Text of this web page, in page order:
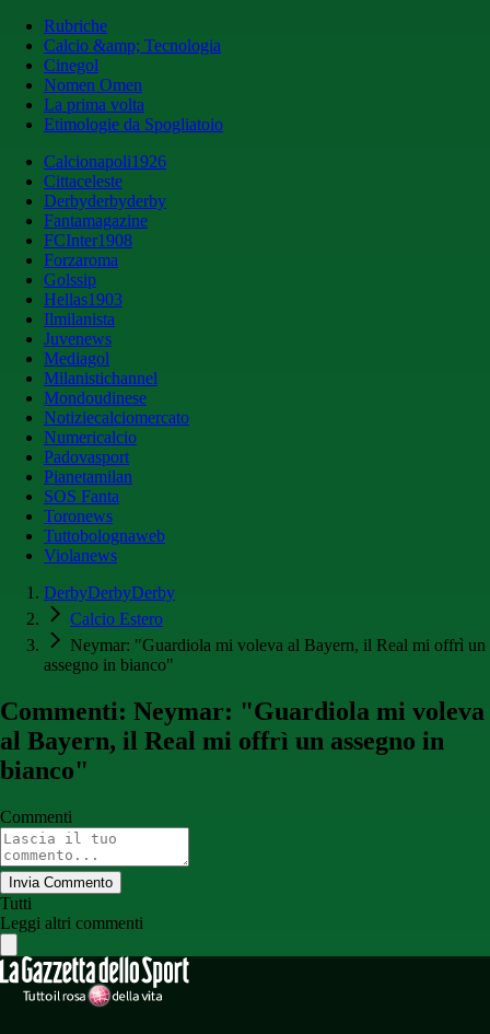
Rubriche
Calcio &amp; Tecnologia
Cinegol
Nomen Omen
La prima volta
Etimologie da Spogliatoio
Calcionapoli1926
Cittaceleste
Derbyderbyderby
Fantamagazine
FCInter1908
Forzaroma
Golssip
Hellas1903
Ilmilanista
Juvenews
Mediagol
Milanistichannel
Mondoudinese
Notiziecalciomercato
Numericalcio
Padovasport
Pianetamilan
SOS Fanta
Toronews
Tuttobolognaweb
Violanews
DerbyDerbyDerby
Calcio Estero
Neymar: "Guardiola mi voleva al Bayern, il Real mi offrì un
assegno in bianco"
Commenti: Neymar: "Guardiola mi voleva
al Bayern, il Real mi offrì un assegno in
bianco"
Commenti
Invia Commento
Tutti
Leggi altri commenti